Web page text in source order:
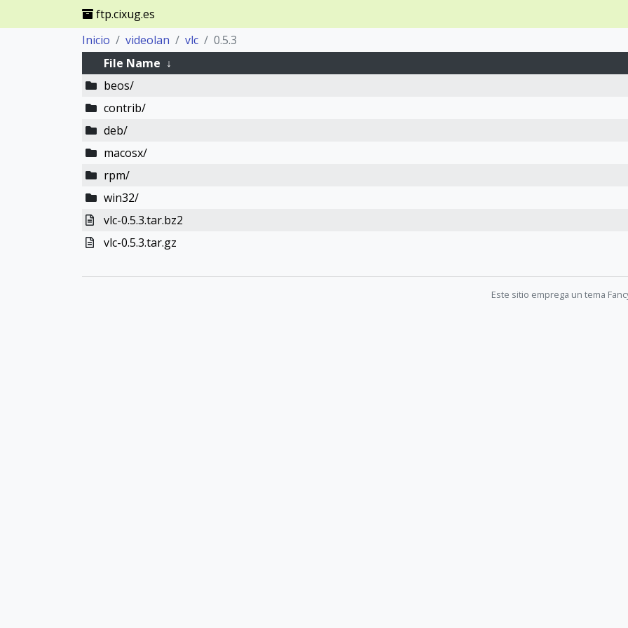
ftp.cixug.es
Inicio
videolan vlc
0.5.3
File Name ↓
beos/
contrib/
deb/
macosx/
rpm/
win32/
vlc-0.5.3.tar.bz2
vlc-0.5.3.tar.gz
Este sitio emprega un tema